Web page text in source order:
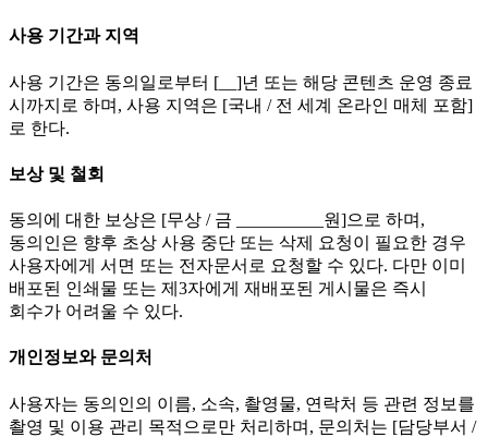
사용 기간과 지역
사용 기간은 동의일로부터 [__]년 또는 해당 콘텐츠 운영 종료
시까지로 하며, 사용 지역은 [국내 / 전 세계 온라인 매체 포함]
로 한다.
보상 및 철회
동의에 대한 보상은 [무상 / 금 __________원]으로 하며,
동의인은 향후 초상 사용 중단 또는 삭제 요청이 필요한 경우
사용자에게 서면 또는 전자문서로 요청할 수 있다. 다만 이미
배포된 인쇄물 또는 제3자에게 재배포된 게시물은 즉시
회수가 어려울 수 있다.
개인정보와 문의처
사용자는 동의인의 이름, 소속, 촬영물, 연락처 등 관련 정보를
촬영 및 이용 관리 목적으로만 처리하며, 문의처는 [담당부서 /